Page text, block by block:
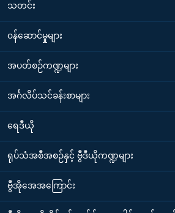
သတင်း
၀န်ဆောင်မှုများ
အပတ်စဉ်ကဏ္ဍများ
အင်္ဂလိပ်သင်ခန်းစာများ
ရေဒီယို
ရုပ်သံအစီအစဉ်နှင့် ဗွီဒီယိုကဏ္ဍများ
ဗွီအိုအေအကြောင်း